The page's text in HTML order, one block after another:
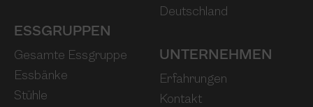
ESSGRUPPEN
Gesamte Essgruppe
Essbänke
Stühle
Deutschland
UNTERNEHMEN
Erfahrungen
Kontakt